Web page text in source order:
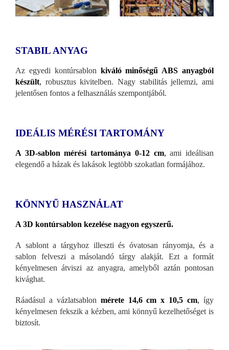
STABIL ANYAG
Az egyedi kontúrsablon kiváló minőségű ABS anyagból
készült, robusztus kivitelben. Nagy stabilitás jellemzi, ami
jelentősen fontos a felhasználás szempontjából.
IDEÁLIS MÉRÉSI TARTOMÁNY
A 3D-sablon mérési tartománya 0-12 cm, ami ideálisan
elegendő a házak és lakások legtöbb szokatlan formájához.
KÖNNYŰ HASZNÁLAT
A 3D kontúrsablon kezelése nagyon egyszerű.
A sablont a tárgyhoz illeszti és óvatosan rányomja, és a
sablon felveszi a másolandó tárgy alakját. Ezt a formát
kényelmesen átviszi az anyagra, amelyből aztán pontosan
kivághat.
Ráadásul a vázlatsablon mérete 14,6 cm x 10,5 cm, így
kényelmesen fekszik a kézben, ami könnyű kezelhetőséget is
biztosít.